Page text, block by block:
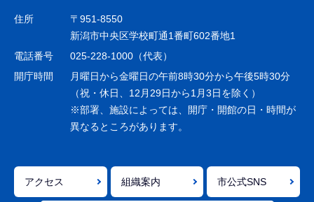
ゲ
シ
ョ
で
住所
〒951-8550
新潟市中央区学校町通1番町602番地1
電話番号
025-228-1000（代表）
開庁時間
月曜日から金曜日の午前8時30分から午後5時30分
（祝・休日、12月29日から1月3日を除く）
※部署、施設によっては、開庁・開館の日・時間が
異なるところがあります。
アクセス 組織案内 市公式SNS